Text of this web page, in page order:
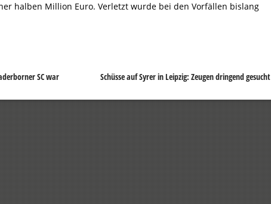
halben Million Euro. Verletzt wurde bei den Vorfällen bislang
SC war
Schüsse auf Syrer in Leipzig: Zeugen dringend gesucht